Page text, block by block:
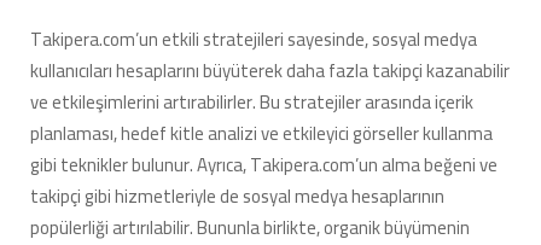
Takipera.com’un etkili stratejileri sayesinde, sosyal medya
kullanıcıları hesaplarını büyüterek daha fazla takipçi kazanabilir
ve etkileşimlerini artırabilirler. Bu stratejiler arasında içerik
planlaması, hedef kitle analizi ve etkileyici görseller kullanma
gibi teknikler bulunur. Ayrıca, Takipera.com’un alma beğeni ve
takipçi gibi hizmetleriyle de sosyal medya hesaplarının
popülerliği artırılabilir. Bununla birlikte, organik büyümenin